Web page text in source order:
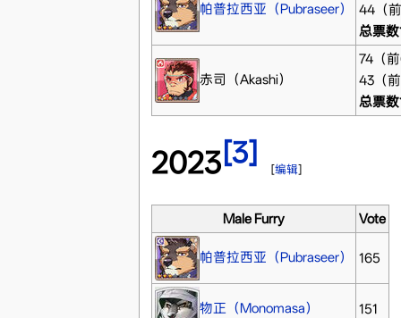
帕普拉西亚（Pubraseer）
44（
总票数
赤司（Akashi）
74（
43（
总票数
2023[3] [编辑]
Male Furry Vote
帕普拉西亚（Pubraseer） 165
物正（Monomasa） 151